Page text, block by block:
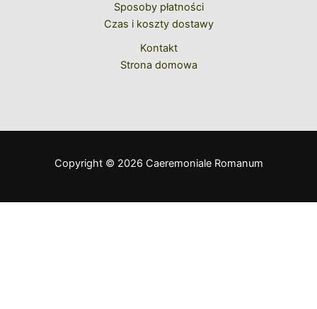
Sposoby płatności
Czas i koszty dostawy
Kontakt
Strona domowa
Copyright © 2026 Caeremoniale Romanum